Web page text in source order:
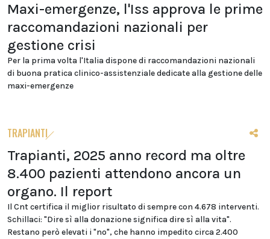
Maxi-emergenze, l'Iss approva le prime
raccomandazioni nazionali per
gestione crisi
Per la prima volta l'Italia dispone di raccomandazioni nazionali
di buona pratica clinico-assistenziale dedicate alla gestione delle
maxi-emergenze
TRAPIANTI
Trapianti, 2025 anno record ma oltre
8.400 pazienti attendono ancora un
organo. Il report
Il Cnt certifica il miglior risultato di sempre con 4.678 interventi.
Schillaci: "Dire sì alla donazione significa dire sì alla vita".
Restano però elevati i "no", che hanno impedito circa 2.400